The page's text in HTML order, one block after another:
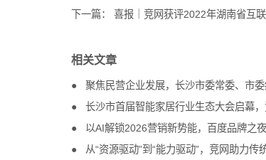
下一篇：
喜报｜竞网获评2022年湖南省互
相关文章
聚焦民营企业发展，长沙市委常委、市
长沙市首届智能家居行业生态大会启幕
以AI解锁2026营销新势能，百度品牌之
从“资源驱动”到“能力驱动”，竞网助力传